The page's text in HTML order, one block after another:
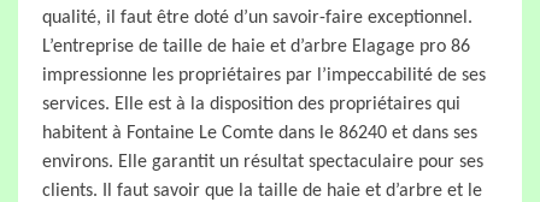
qualité, il faut être doté d’un savoir-faire exceptionnel.
L’entreprise de taille de haie et d’arbre Elagage pro 86
impressionne les propriétaires par l’impeccabilité de ses
services. Elle est à la disposition des propriétaires qui
habitent à Fontaine Le Comte dans le 86240 et dans ses
environs. Elle garantit un résultat spectaculaire pour ses
clients. Il faut savoir que la taille de haie et d’arbre et le